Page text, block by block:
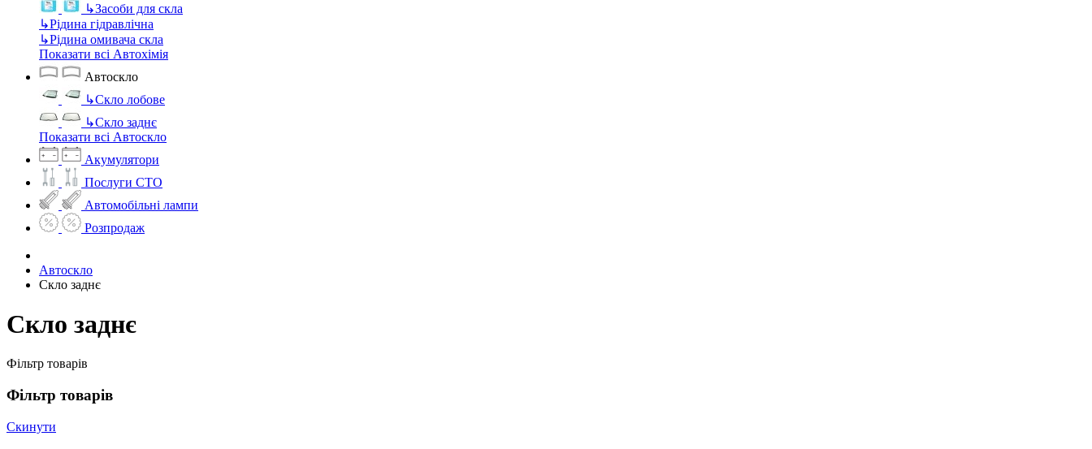
↳Засоби для скла
↳Рідина гідравлічна
↳Рідина омивача скла
Показати всі Автохімія
Автоскло
↳Скло лобове
↳Скло заднє
Показати всі Автоскло
Акумулятори
Послуги СТО
Автомобільні лампи
Розпродаж
Автоскло
Скло заднє
Скло заднє
Фільтр товарів
Фільтр товарів
Скинути